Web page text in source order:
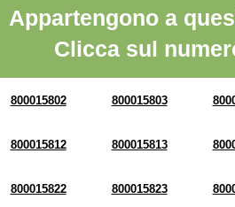
Appartengono a
Clicca sul
800015802 800015803
800015812 800015813
800015822 800015823